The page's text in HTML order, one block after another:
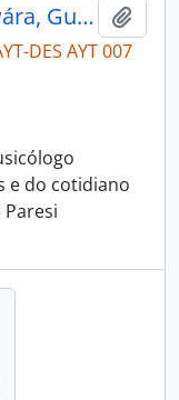
Cantos e histórias Nambikwára, Guarani e Paresi
DES AYT 007
e do cotidiano